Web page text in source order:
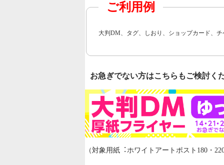
ご利用例
大判DM、タグ、しおり、ショップカード、
お急ぎでない方はこちらもご検討く
（対象用紙︓ホワイトアートポスト180・